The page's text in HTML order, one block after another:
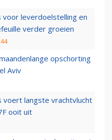
voor leverdoelstelling en
verder groeien
opschorting
Aviv
voert langste vrachtvlucht
ooit uit